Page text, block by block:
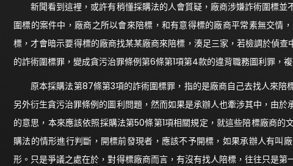
新聞看到這裡，或許有稍懂採購法的人會質疑，廠商涉嫌詐術圍標並
圍標的案件中，廠商之所以會來陪標，和有意得標的廠商平常素無交情
標，才會暗示要得標的廠商找某某廠商來陪標，湊足三家，若檢調於偵
的詐術圍標罪，變成貪污治罪條例第6條第1項第4款的違背職務圖利罪，
原本採購法第87條第3項的詐術圍標罪，指的是廠商自己去找人來陪
另外衍生貪污治罪條例的圖利問題，然而如果是承辦人也牽涉其中，由
的意思，本來應該依照採購法第50條第1項相關規定，就這些陪標廠商
購法的情形進行判斷，開標前發現者，應該不予開標，如果承辦人有叫
形。只是爭議之處在於，對得標廠商而言，有沒有找人陪標，往往只是